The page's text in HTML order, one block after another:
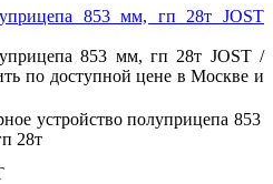
устройство полуприцепа 853
28т